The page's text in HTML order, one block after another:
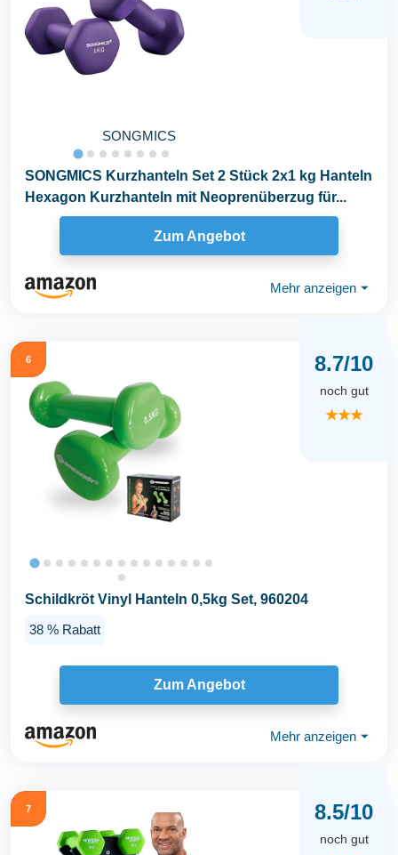
SONGMICS
SONGMICS Kurzhanteln Set 2 Stück 2x1 kg Hanteln
Hexagon Kurzhanteln mit Neoprenüberzug für...
Zum Angebot
Mehr anzeigen ⏷
6 8.7/10
noch gut
★★★
Schildkröt Vinyl Hanteln 0,5kg Set, 960204
38 % Rabatt
Zum Angebot
Mehr anzeigen ⏷
7 8.5/10
noch gut